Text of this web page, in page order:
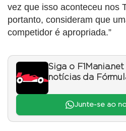
vez que isso aconteceu nos
portanto, consideram que
competidor é apropriada.”
Siga o
notícias da
Junte-se ao